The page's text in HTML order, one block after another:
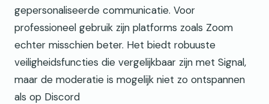
gepersonaliseerde communicatie. Voor
professioneel gebruik zijn platforms zoals Zoom
echter misschien beter. Het biedt robuuste
veiligheidsfuncties die vergelijkbaar zijn met Signal,
maar de moderatie is mogelijk niet zo ontspannen
als op Discord